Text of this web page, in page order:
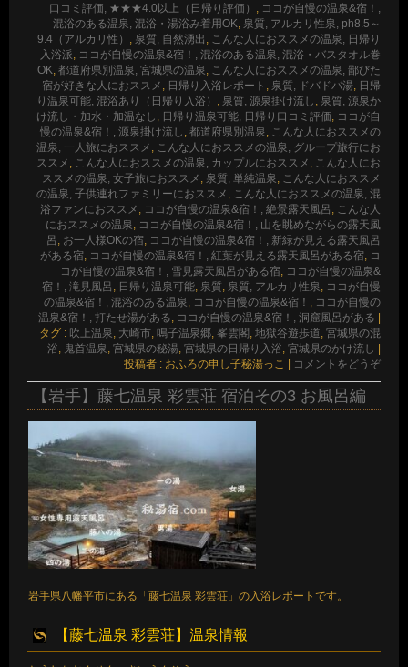
口コミ評価, ★★★4.0以上（日帰り評価）
ココが自慢の温泉&宿！,
混浴のある温泉, 混浴・湯浴み着用OK 泉質, アルカリ性泉, ph8.5～
9.4（アルカリ性）
泉質, 自然湧出
こんな人におススメの温泉, 日帰り
入浴派
ココが自慢の温泉&宿！, 混浴のある温泉, 混浴・バスタオル巻
OK 都道府県別温泉, 宮城県の温泉
こんな人におススメの温泉, 鄙びた
宿が好きな人におススメ
日帰り入浴レポート 泉質, ドバドバ湯 日帰
り温泉可能, 混浴あり（日帰り入浴）
泉質, 源泉掛け流し
泉質, 源泉か
け流し・加水・加温なし
日帰り温泉可能, 日帰り口コミ評価
ココが自
慢の温泉&宿！, 源泉掛け流し 都道府県別温泉
こんな人におススメの
温泉, 一人旅におススメ
こんな人におススメの温泉, グループ旅行にお
ススメ
こんな人におススメの温泉, カップルにおススメ
こんな人にお
ススメの温泉, 女子旅におススメ
泉質, 単純温泉
こんな人におススメ
の温泉, 子供連れファミリーにおススメ
こんな人におススメの温泉, 混
浴ファンにおススメ
ココが自慢の温泉&宿！, 絶景露天風呂
こんな人
におススメの温泉
ココが自慢の温泉&宿！, 山を眺めながらの露天風
呂
お一人様OKの宿 ココが自慢の温泉&宿！, 新緑が見える露天風呂
がある宿 ココが自慢の温泉&宿！, 紅葉が見える露天風呂がある宿 コ
コが自慢の温泉&宿！, 雪見露天風呂がある宿 ココが自慢の温泉&
宿！, 滝見風呂
日帰り温泉可能 泉質 泉質, アルカリ性泉
ココが自慢
の温泉&宿！, 混浴のある温泉
ココが自慢の温泉&宿！
ココが自慢の
温泉&宿！, 打たせ湯がある
ココが自慢の温泉&宿！, 洞窟風呂がある |
タグ : 吹上温泉 大崎市 鳴子温泉郷 峯雲閣 地獄谷遊歩道 宮城県の混
浴
鬼首温泉 宮城県の秘湯 宮城県の日帰り入浴 宮城県のかけ流し |
投稿者 : おふろの申し子秘湯っこ | コメントをどうぞ
【岩手】藤七温泉 彩雲荘 宿泊その3 お風呂編
岩手県八幡平市にある「藤七温泉 彩雲荘」の入浴レポートです。
【藤七温泉 彩雲荘】温泉情報